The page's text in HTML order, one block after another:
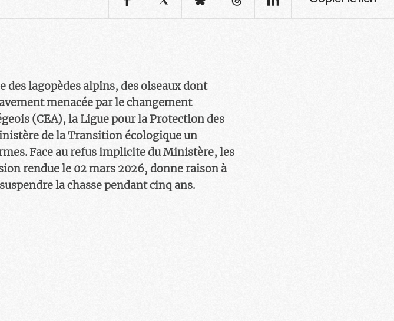
des lagopèdes alpins, des oiseaux dont
menacée par le changement
(CEA), la Ligue pour la Protection des
de la Transition écologique un
Face au refus implicite du Ministère, les
rendue le 02 mars 2026, donne raison à
la chasse pendant cinq ans.